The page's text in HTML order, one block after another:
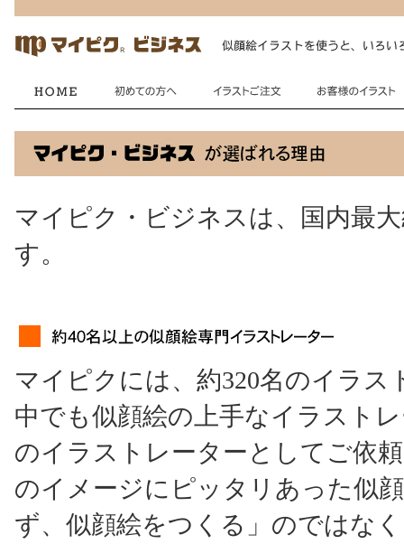
マイピク・ビジネスは、国内最
す。
マイピクには、約320名のイラ
中でも似顔絵の上手なイラスト
のイラストレーターとしてご依
のイメージにピッタリあった似
ず、似顔絵をつくる」のではな